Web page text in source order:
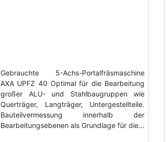
Gebrauchte 5-Achs-Portalfräsmaschine
AXA UPFZ 40 Optimal für die Bearbeitung
großer ALU- und Stahlbaugruppen wie
Querträger, Langträger, Untergestellteile.
Bauteilvermessung innerhalb der
Bearbeitungsebenen als Grundlage für die…